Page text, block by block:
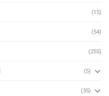
(15)
(54)
(255)
(5)
(35)